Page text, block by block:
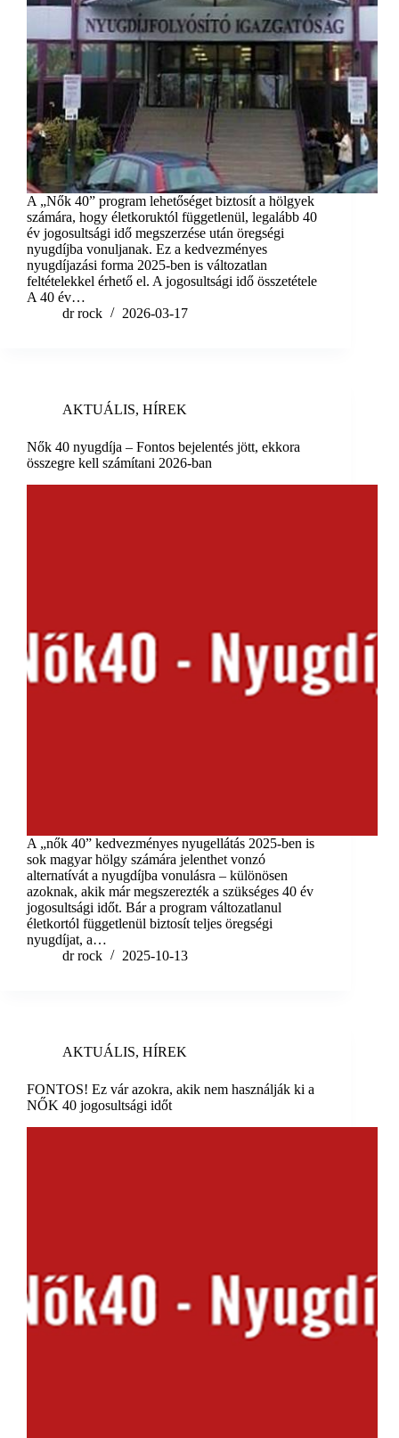
A „Nők 40” program lehetőséget biztosít a hölgyek
számára, hogy életkoruktól függetlenül, legalább 40
év jogosultsági idő megszerzése után öregségi
nyugdíjba vonuljanak. Ez a kedvezményes
nyugdíjazási forma 2025-ben is változatlan
feltételekkel érhető el. A jogosultsági idő összetétele
A 40 év…
dr rock
2026-03-17
AKTUÁLIS, HÍREK
Nők 40 nyugdíja – Fontos bejelentés jött, ekkora
összegre kell számítani 2026-ban
A „nők 40” kedvezményes nyugellátás 2025-ben is
sok magyar hölgy számára jelenthet vonzó
alternatívát a nyugdíjba vonulásra – különösen
azoknak, akik már megszerezték a szükséges 40 év
jogosultsági időt. Bár a program változatlanul
életkortól függetlenül biztosít teljes öregségi
nyugdíjat, a…
dr rock
2025-10-13
AKTUÁLIS, HÍREK
FONTOS! Ez vár azokra, akik nem használják ki a
NŐK 40 jogosultsági időt